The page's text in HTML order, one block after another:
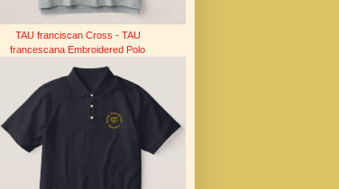
TAU franciscan Cross - TAU
francescana Embroidered Polo